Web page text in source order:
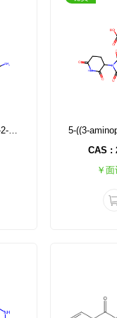
5-((5-aminopentyl)amino)-2-(2,6-dioxopiperidin-3-yl)isoindolin-1,3-dione trifluoroacetic acid salt
CAS :
￥